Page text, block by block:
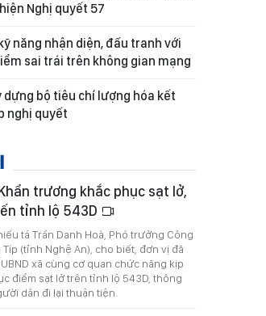
Nghị quyết 57
năng nhận diện, đấu tranh với
sai trái trên không gian mạng
dựng bộ tiêu chí lượng hóa kết
nghị quyết
trương khắc phục sạt lở,
tỉnh lộ 543D
tá Trần Danh Hoà, Phó trưởng Công
Típ (tỉnh Nghệ An), cho biết, đơn vị đã
xã cùng cơ quan chức năng kịp
điểm sạt lở trên tỉnh lộ 543D, thông
dân đi lại thuận tiện.